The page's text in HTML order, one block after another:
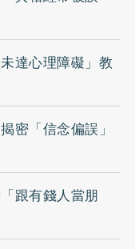
達心理障礙」教
密「信念偏誤」
跟有錢人當朋